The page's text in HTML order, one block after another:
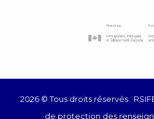
2026 © Tous droits réservés :
de protection des